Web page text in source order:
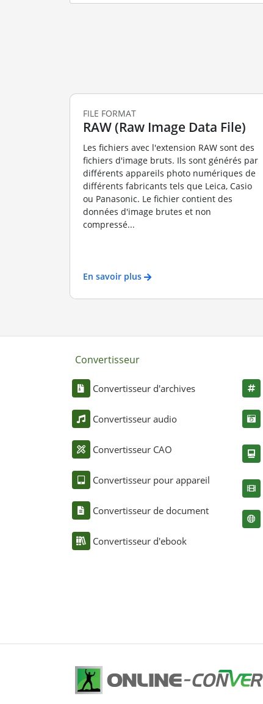
FILE FORMAT
RAW (Raw Image Data File)
Les fichiers avec l'extension RAW sont des
fichiers d'image bruts. Ils sont générés par
différents appareils photo numériques de
différents fabricants tels que Leica, Casio
ou Panasonic. Le fichier contient des
données d'image brutes et non
compressé...
En savoir plus
Convertisseur
Convertisseur d'archives
Convertisseur audio
Convertisseur CAO
Convertisseur pour appareil
Convertisseur de document
Convertisseur d'ebook